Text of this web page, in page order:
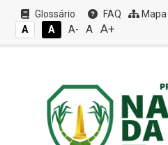
Glossário FAQ
A
A A- A A+